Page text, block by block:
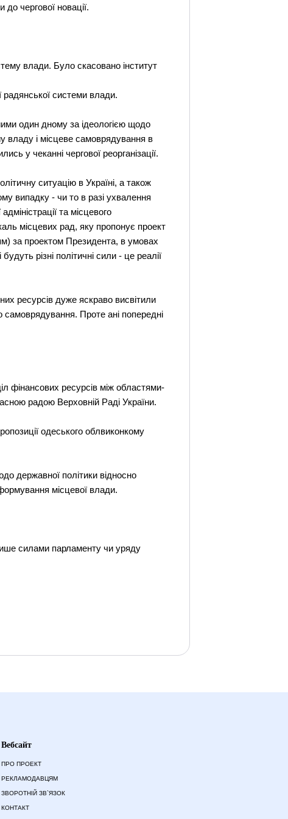
чергової новацiї.
влади. Було скасовано iнститут
системи влади.
один дному за iдеологiєю щодо
владу i мiсцеве самоврядування в
у чеканнi чергової реорганiзацiї.
ситуацiю в Українi, а також
випадку - чи то в разi ухвалення
та мiсцевого
мiсцевих рад, яку пропонує проект
за проектом Президента, в умовах
рiзнi полiтичнi сили - це реалiї
ресурсiв дуже яскраво висвiтили
самоврядування. Проте анi попереднi
фiнансових ресурсiв мiж областями-
радою Верховнiй Радi України.
одеського облвиконкому
державної полiтики вiдносно
мiсцевої влади.
силами парламенту чи уряду
Вебсайт
ПРО ПРОЕКТ
РЕКЛАМОДАВЦЯМ
ЗВОРОТНІЙ ЗВ`ЯЗОК
КОНТАКТ